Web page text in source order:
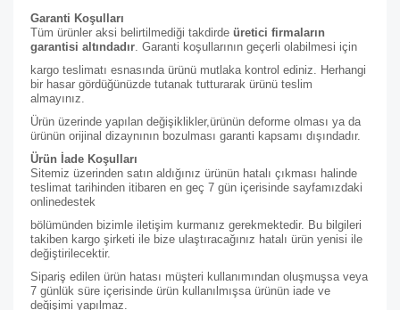
Garanti Koşulları
Tüm ürünler aksi belirtilmediği takdirde üretici firmaların
garantisi altındadır . Garanti koşullarının geçerli olabilmesi için
kargo teslimatı esnasında ürünü mutlaka kontrol ediniz. Herhangi
bir hasar gördüğünüzde tutanak tutturarak ürünü teslim
almayınız.
Ürün üzerinde yapılan değişiklikler,ürünün deforme olması ya da
ürünün orijinal dizaynının bozulması garanti kapsamı dışındadır.
Ürün İade Koşulları
Sitemiz üzerinden satın aldığınız ürünün hatalı çıkması halinde
teslimat tarihinden itibaren en geç 7 gün içerisinde sayfamızdaki
onlinedestek
bölümünden bizimle iletişim kurmanız gerekmektedir. Bu bilgileri
takiben kargo şirketi ile bize ulaştıracağınız hatalı ürün yenisi ile
değiştirilecektir.
Sipariş edilen ürün hatası müşteri kullanımından oluşmuşsa veya
7 günlük süre içerisinde ürün kullanılmışsa ürünün iade ve
değişimi yapılmaz.